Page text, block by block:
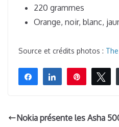
220 grammes
Orange, noir, blanc,
Source et crédits photos :
Partagez Partagez Épingle
Nokia présente les Asha